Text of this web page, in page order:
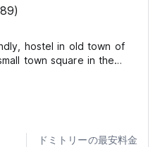
hostel in old town of
town square in the
There are many touristic,
nearby. All of
ドミトリーの最安料金